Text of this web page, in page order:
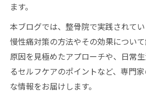
ます。
本ブログでは、整骨院で実践されて
慢性痛対策の方法やその効果につい
原因を見極めたアプローチや、日常
るセルフケアのポイントなど、専門
な情報をお届けします。